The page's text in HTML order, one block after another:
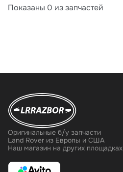
Показаны 0 из запчастей
Оригинальные б/у запчасти
Land Rover из Европы и США
Наш магазин на других площадках